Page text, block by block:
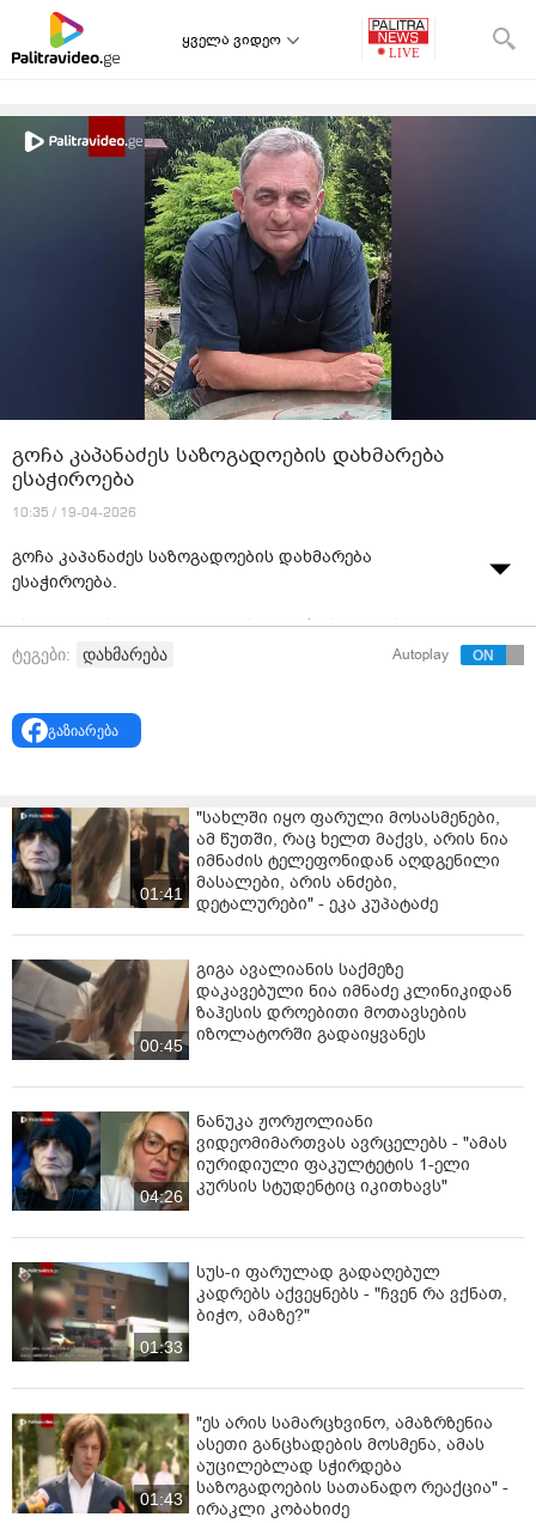
ყველა ვიდეო
გოჩა კაპანაძეს საზოგადოების დახმარება
ესაჭიროება
10:35 / 19-04-2026
გოჩა კაპანაძეს საზოგადოების დახმარება
ესაჭიროება.
ის ღვიძლისა და ფილტვების მეოთხე სტადიის
ავთვისებიან სიმსივნეს ებრძვის.
და მკურნალობამ სამწუხაროდ შედეგი ვერ გამოიღო.
ჩატარება, რომელიც დიდ თანხებთანაა
დაკავშირებული, რისი საშუალებაც ოჯახს არ გააჩნია.
დახმარების მსურველებს თანხის ჩარიცხვა შემდეგ
საბანკო ანგარიშებზე შეგიძლიათ"
ლიბერთი ბანკი: GE09LB0211148997005000
თიბისი ბანკი: GE55TB7089145064300124
საქართველოს ბანკი: GE05BG0000000593867797
მიმღები: ნანული კაპანაძე (დედა)
ტეგები: დახმარება Autoplay
გაზიარება
01:41
"სახლში იყო ფარული მოსასმენები,
ამ წუთში, რაც ხელთ მაქვს, არის ნია
იმნაძის ტელეფონიდან აღდგენილი
მასალები, არის ანძები,
დეტალურები" - ეკა კუპატაძე
00:45
გიგა ავალიანის საქმეზე
დაკავებული ნია იმნაძე კლინიკიდან
ზაჰესის დროებითი მოთავსების
იზოლატორში გადაიყვანეს
04:26
ნანუკა ჟორჟოლიანი
ვიდეომიმართვას ავრცელებს - "ამას
იურიდიული ფაკულტეტის 1-ელი
კურსის სტუდენტიც იკითხავს"
01:33
სუს-ი ფარულად გადაღებულ
კადრებს აქვეყნებს - "ჩვენ რა ვქნათ,
ბიჭო, ამაზე?"
01:43
"ეს არის სამარცხვინო, ამაზრზენია
ასეთი განცხადების მოსმენა, ამას
აუცილებლად სჭირდება
საზოგადოების სათანადო რეაქცია" -
ირაკლი კობახიძე